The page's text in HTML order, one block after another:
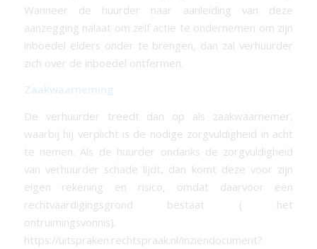
Wanneer de huurder naar aanleiding van deze
aanzegging nalaat om zelf actie te ondernemen om zijn
inboedel elders onder te brengen, dan zal verhuurder
zich over de inboedel ontfermen.
Zaakwaarneming
De verhuurder treedt dan op als zaakwaarnemer,
waarbij hij verplicht is de nodige zorgvuldigheid in acht
te nemen. Als de huurder ondanks de zorgvuldigheid
van verhuurder schade lijdt, dan komt deze voor zijn
eigen rekening en risico, omdat daarvoor een
rechtvaardigingsgrond bestaat ( het
ontruimingsvonnis).
https://uitspraken.rechtspraak.nl/inziendocument?